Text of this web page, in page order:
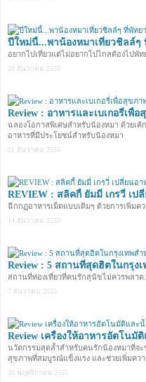
ปีใหม่นี้...พาน้องหมาเที่ยวชิลล์ๆ
อยากไปเที่ยวแต่ไม่อยากไปไกลต้องไปพัทย
28 ธันวาคม 2555
Review : อาหารและเบเกอรี่เพื่
ฉลองโอกาสพิเศษสำหรับน้องหมา ด้วยเ
อาหารที่มีประโยชน์สำหรับน้องหมา
21 ธันวาคม 2555
REVIEW : สลิคกี้ ยัมมี่ เกรวี่ เป
ฉีกกฏอาหารเม็ดแบบเดิมๆ ด้วยการเพิ่มค
14 ธันวาคม 2555
Review : 5 สถานที่สุดฮิตในกรุง
สถานที่ท่องเที่ยวที่คนรักสุนัขไม่ควรพลาด...
7 ธันวาคม 2555
Review เครื่องให้อาหารอัตโน
นวัตกรรมสุดล้ำสำหรับคนรักน้องหมาที่จะ
สุขภาพที่สมบูรณ์แข็งแรง และช่วยเพิ่มควา
30 พฤศจิกายน 2555